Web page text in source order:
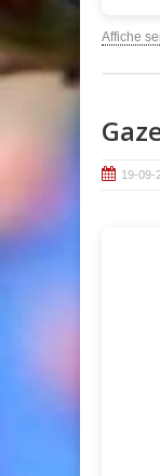
Affiche
19-09-